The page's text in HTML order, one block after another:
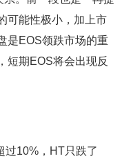
可能性极小，加上市
是EOS领跌市场的重
短期EOS将会出现反
过10%，HT只跌了